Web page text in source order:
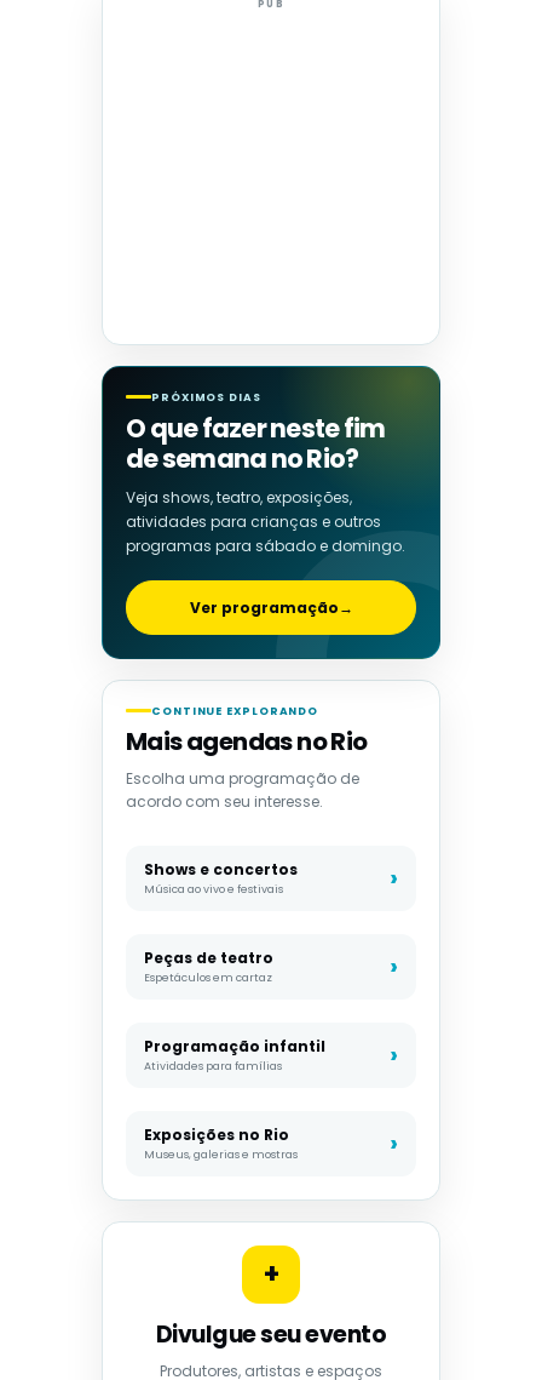
PUB
PRÓXIMOS DIAS
O que fazer neste fim
de semana no Rio?
Veja shows, teatro, exposições,
atividades para crianças e outros
programas para sábado e domingo.
Ver programação→
CONTINUE EXPLORANDO
Mais agendas no Rio
Escolha uma programação de
acordo com seu interesse.
Shows e concertos
Música ao vivo e festivais
Peças de teatro
Espetáculos em cartaz
Programação infantil
Atividades para famílias
Exposições no Rio
Museus, galerias e mostras
+
Divulgue seu evento
Produtores, artistas e espaços